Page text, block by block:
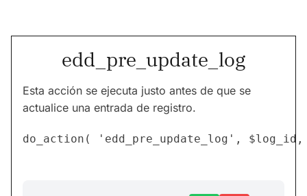
edd_pre_update_log
Esta acción se ejecuta justo antes de que se
actualice una entrada de registro.